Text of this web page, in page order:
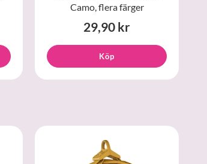
Camo, flera färger
29,90 kr
Köp